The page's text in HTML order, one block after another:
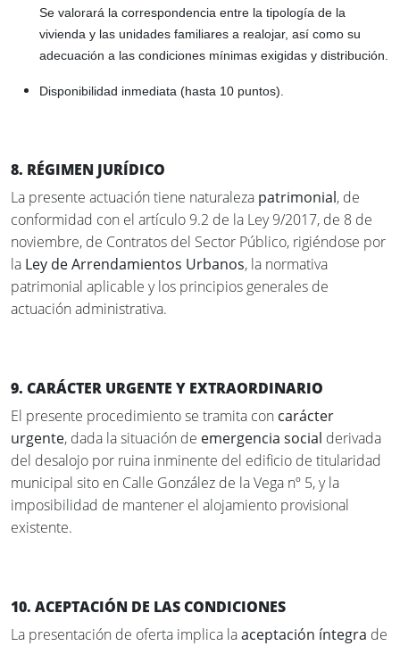
Se valorará la correspondencia entre la tipología de la
vivienda y las unidades familiares a realojar, así como su
adecuación a las condiciones mínimas exigidas y distribución.
Disponibilidad inmediata (hasta 10 puntos).
8. RÉGIMEN JURÍDICO
La presente actuación tiene naturaleza patrimonial, de
conformidad con el artículo 9.2 de la Ley 9/2017, de 8 de
noviembre, de Contratos del Sector Público, rigiéndose por
la Ley de Arrendamientos Urbanos, la normativa
patrimonial aplicable y los principios generales de
actuación administrativa.
9. CARÁCTER URGENTE Y EXTRAORDINARIO
El presente procedimiento se tramita con carácter
urgente, dada la situación de emergencia social derivada
del desalojo por ruina inminente del edificio de titularidad
municipal sito en Calle González de la Vega nº 5, y la
imposibilidad de mantener el alojamiento provisional
existente.
10. ACEPTACIÓN DE LAS CONDICIONES
La presentación de oferta implica laaceptación íntegra de